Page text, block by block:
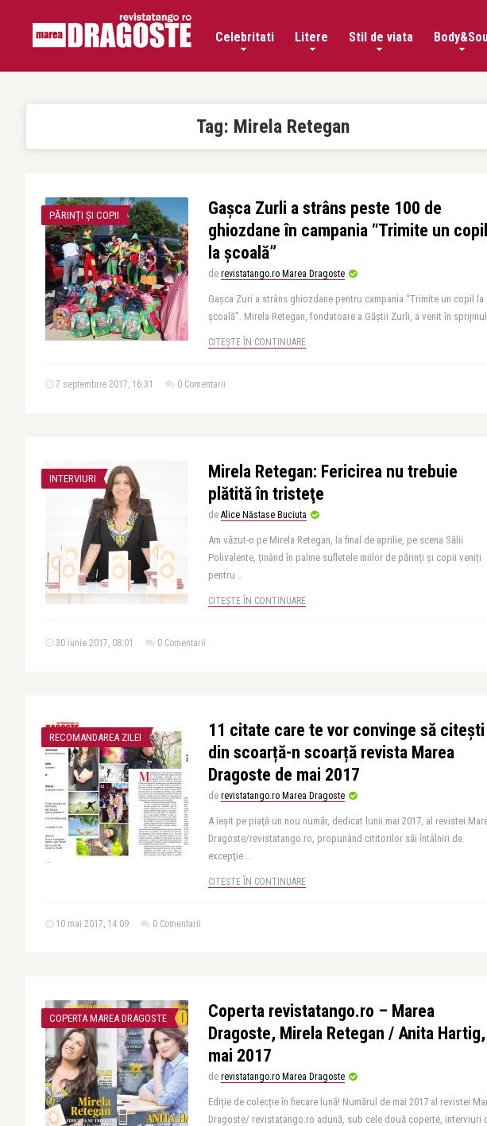
Celebritati Litere Stil de viata
Tag: Mirela Retegan
PĂRINȚI ȘI COPII
Gașca Zurli a strâns peste 100 de
ghiozdane în campania “Trimite un copil
la școală”
de revistatango.ro Marea Dragoste
Gașca Zuri a strâns ghiozdane pentru campania “Trimite un copil la
școală”. Mirela Retegan, fondatoare a Găștii Zurli, a venit în
CITEȘTE ÎN CONTINUARE
7 septembrie 2017, 16:31 0 Comentarii
INTERVIURI
Mirela Retegan: Fericirea nu trebuie
plătită în tristeţe
de Alice Năstase Buciuta
Am văzut-o pe Mirela Retegan, la final de aprilie, pe scena Sălii
Polivalente, ținând în palme sufletele miilor de părinți și copii veniți
pentru ..
CITEȘTE ÎN CONTINUARE
30 iunie 2017, 08:01 0 Comentarii
RECOMANDAREA ZILEI
11 citate care te vor convinge să citești
din scoarță-n scoarță revista Marea
Dragoste de mai 2017
de revistatango.ro Marea Dragoste
A ieșit pe piaţă un nou număr, dedicat lunii mai 2017, al revistei
Dragoste/revistatango.ro, propunând cititorilor săi întâlniri de
excepţie ..
CITEȘTE ÎN CONTINUARE
10 mai 2017, 14:09 0 Comentarii
COPERTA MAREA DRAGOSTE
Coperta revistatango.ro – Marea
Dragoste, Mirela Retegan / Anita Hartig,
mai 2017
de revistatango.ro Marea Dragoste
Ediție de colecție în fiecare lună! Numărul de mai 2017 al revistei
Dragoste/ revistatango.ro adună, sub cele două coperte, interviuri